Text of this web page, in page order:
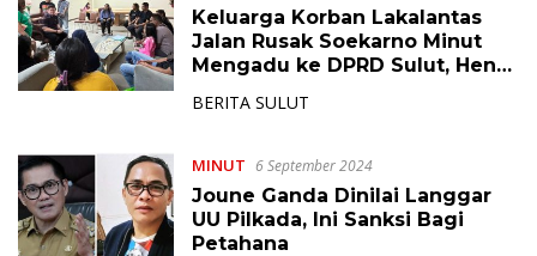
Keluarga Korban Lakalantas
Jalan Rusak Soekarno Minut
Mengadu ke DPRD Sulut, Henry
Jangan Tutup Mata
BERITA SULUT
MINUT 6 September 2024
Joune Ganda Dinilai Langgar
UU Pilkada, Ini Sanksi Bagi
Petahana